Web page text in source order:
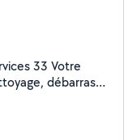
débarras
là pour vous
efficaces et